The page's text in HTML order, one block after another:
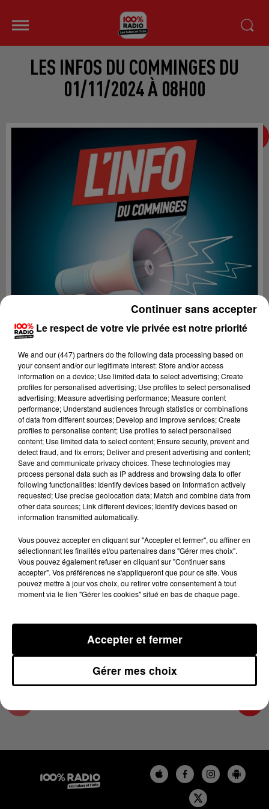
LES INFOS DU COMMINGES DU
01/11/2024 À 08H00
Lecture (4 min 29 sec)
100%
100% Radio les infos du Comminges
1er novembre 2024 - 4 min 29 sec
LES INFOS DU COMMINGES DU 01/11/2024 À
08H00
Podcast infos du Comminges
Le respect de votre vie privée est notre priorité
We and our (447) partnersdo the following data processing based on
your consent and/or our legitimate interest: Store and/or access
information on a device; Use limited data to select advertising; Create
profiles for personalised advertising; Use profiles to select personalised
advertising; Measure advertising performance; Measure content
performance; Understand audiences through statistics or combinations
of data from different sources; Develop and improve services; Create
profiles to personalise content; Use profiles to select personalised
content; Use limited data to select content; Ensure security, prevent and
detect fraud, and fix errors; Deliver and present advertising and content;
Save and communicate privacy choices. These technologies may
process personal data such as IP address and browsing data to offer
following functionalities: Identify devices based on information actively
requested; Use precise geolocation data; Match and combine data from
other data sources; Link different devices; Identify devices based on
information transmitted automatically.
Vous pouvez accepter en cliquant sur "Accepter et fermer", ou affiner en
sélectionnant les finalités et/ou partenaires dans "Gérer mes choix".
Vous pouvez également refuser en cliquant sur "Continuer sans
accepter". Vos préférences ne s'appliqueront que pour ce site. Vous
pouvez mettre à jour vos choix, ou retirer votre consentement à tout
moment via le lien "Gérer les cookies" situé en bas de chaque page.
Gérer mes choix
Accepter et fermer
Continuer sans accepter